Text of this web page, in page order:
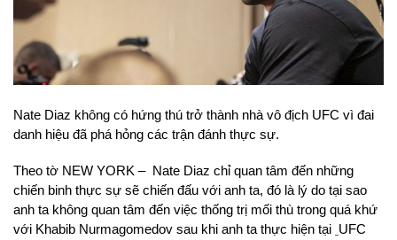
Nate Diaz không có hứng thú trở thành nhà vô địch UFC vì đai
danh hiệu đã phá hỏng các trận đánh thực sự.
Theo tờ NEW YORK – Nate Diaz chỉ quan tâm đến những
chiến binh thực sự sẽ chiến đấu với anh ta, đó là lý do tại sao
anh ta không quan tâm đến việc thống trị mối thù trong quá khứ
với Khabib Nurmagomedov sau khi anh ta thực hiện tại UFC